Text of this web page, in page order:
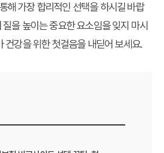
해 가장 합리적인 선택을 하시길 바랍
을 높이는 중요한 요소임을 잊지 마시
건강을 위한 첫걸음을 내딛어 보세요.